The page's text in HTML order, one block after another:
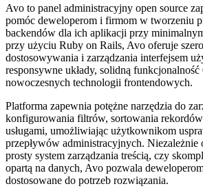
Avo to panel administracyjny open source
pomóc deweloperom i firmom w tworzeniu
backendów dla ich aplikacji przy
przy użyciu Ruby on Rails, Avo oferuje
dostosowywania i zarządzania interfejsem
responsywne układy, solidną
nowoczesnych technologii frontendowych.
Platforma zapewnia potężne narzędzia do
konfigurowania filtrów, sortowania
usługami, umożliwiając użytkownikom
przepływów administracyjnych. Niezależnie
prosty system zarządzania treścią, czy
opartą na danych, Avo pozwala
dostosowane do potrzeb rozwiązania.